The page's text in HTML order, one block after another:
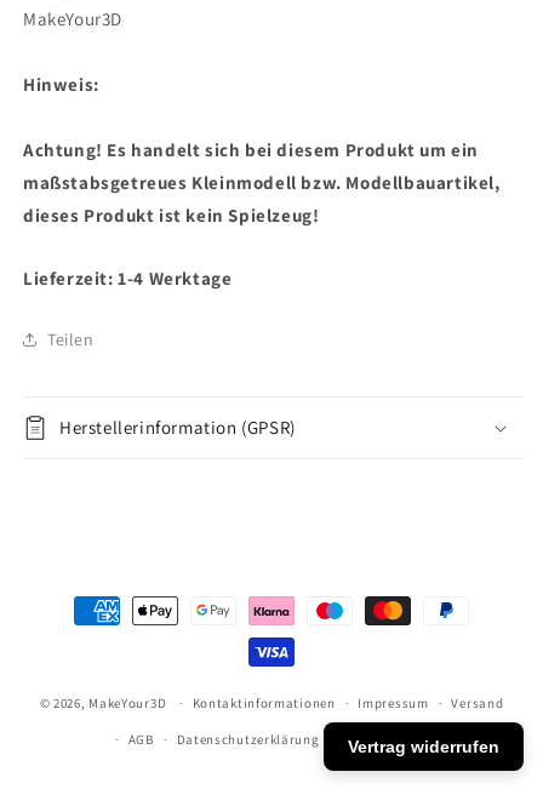
MakeYour3D
Hinweis:
Achtung! Es handelt sich bei diesem Produkt um ein
maßstabsgetreues Kleinmodell bzw. Modellbauartikel,
dieses Produkt ist kein Spielzeug!
Lieferzeit: 1-4 Werktage
Teilen
Herstellerinformation (GPSR)
Zahlungsmethoden
© 2026, MakeYour3D Kontaktinformationen Impressum Versand
AGB Datenschutzerklärung Widerrufsrecht
Vertrag widerrufen